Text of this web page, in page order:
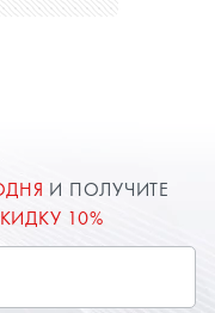
И ПОЛУЧИТЕ
10%